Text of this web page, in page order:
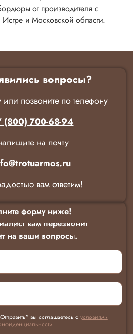
от производителя с
и Московской области.
вопросы?
или позвоните по телефону
(800) 700-68-94
на почту
вам ответим!
форму ниже!
вам перезвонит
на ваши вопросы.
вы соглашаетесь с условиями